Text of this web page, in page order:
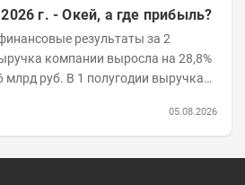
г. - Окей, а где прибыль?
результаты за 2
млрд руб. В 1 полугодии выручка
05.08.2026